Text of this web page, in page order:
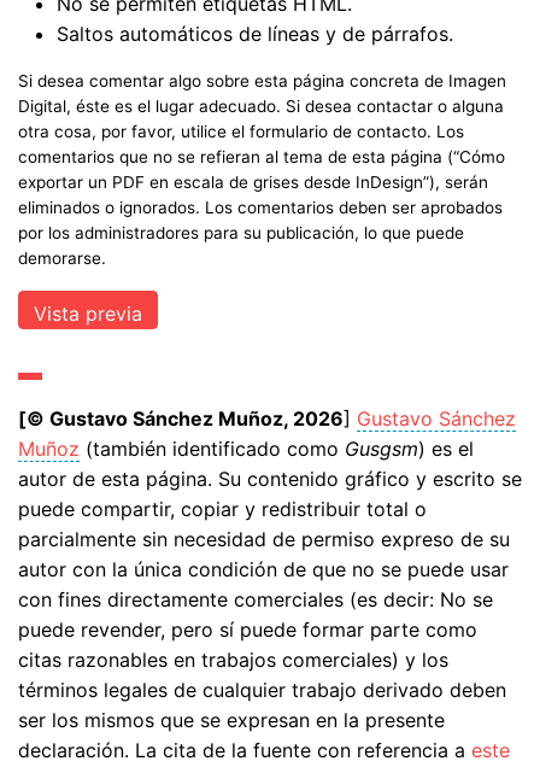
Saltos automáticos de líneas y de párrafos.
Si desea comentar algo sobre esta página concreta de Imagen
Digital, éste es el lugar adecuado. Si desea contactar o alguna
otra cosa, por favor, utilice el formulario de contacto. Los
comentarios que no se refieran al tema de esta página (“Cómo
exportar un PDF en escala de grises desde InDesign”), serán
eliminados o ignorados. Los comentarios deben ser aprobados
por los administradores para su publicación, lo que puede
demorarse.
[© Gustavo Sánchez Muñoz, 2026] Gustavo Sánchez
Muñoz (también identificado como Gusgsm) es el
autor de esta página. Su contenido gráfico y escrito se
puede compartir, copiar y redistribuir total o
parcialmente sin necesidad de permiso expreso de su
autor con la única condición de que no se puede usar
con fines directamente comerciales (es decir: No se
puede revender, pero sí puede formar parte como
citas razonables en trabajos comerciales) y los
términos legales de cualquier trabajo derivado deben
ser los mismos que se expresan en la presente
declaración. La cita de la fuente con referencia a este